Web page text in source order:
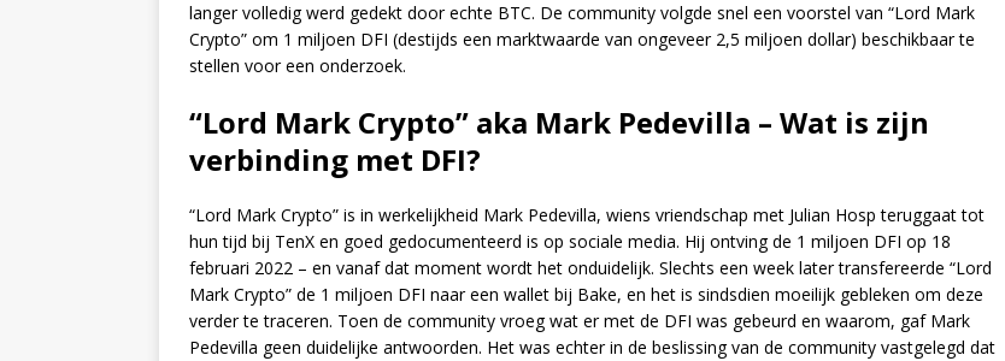
langer volledig werd gedekt door echte BTC. De community volgde snel een voorstel van “Lord Mark
Crypto” om 1 miljoen DFI (destijds een marktwaarde van ongeveer 2,5 miljoen dollar) beschikbaar te
stellen voor een onderzoek.
“Lord Mark Crypto” aka Mark Pedevilla – Wat is zijn
verbinding met DFI?
“Lord Mark Crypto” is in werkelijkheid Mark Pedevilla, wiens vriendschap met Julian Hosp teruggaat tot
hun tijd bij TenX en goed gedocumenteerd is op sociale media. Hij ontving de 1 miljoen DFI op 18
februari 2022 – en vanaf dat moment wordt het onduidelijk. Slechts een week later transfereerde “Lord
Mark Crypto” de 1 miljoen DFI naar een wallet bij Bake, en het is sindsdien moeilijk gebleken om deze
verder te traceren. Toen de community vroeg wat er met de DFI was gebeurd en waarom, gaf Mark
Pedevilla geen duidelijke antwoorden. Het was echter in de beslissing van de community vastgelegd dat